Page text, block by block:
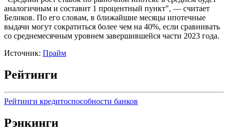
аналогичным и составит 1 процентный пункт", — считает
Беликов. По его словам, в ближайшие месяцы ипотечные
выдачи могут сократиться более чем на 40%, если сравнивать
со среднемесячным уровнем завершившейся части 2023 года.
Источник: Прайм
Рейтинги
Рейтинги кредитоспособности банков
Рэнкинги